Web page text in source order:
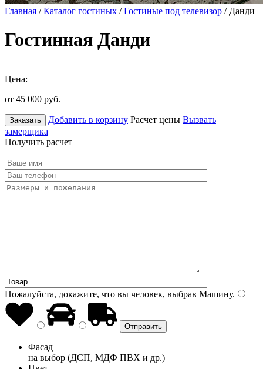
Главная /Каталог гостиных /Гостиные под телевизор / Данди
Гостинная Данди
Цена:
от 45 000 руб.
Заказать Добавить в корзину Расчет цены Вызвать
замерщика
Получить расчет
Пожалуйста, докажите, что вы человек, выбрав Машину.
Фасад
на выбор (ДСП, МДФ ПВХ и др.)